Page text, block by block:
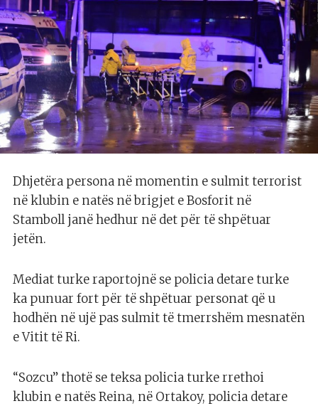
Dhjetëra persona në momentin e sulmit terrorist
në klubin e natës në brigjet e Bosforit në
Stamboll janë hedhur në det për të shpëtuar
jetën.
Mediat turke raportojnë se policia detare turke
ka punuar fort për të shpëtuar personat që u
hodhën në ujë pas sulmit të tmerrshëm mesnatën
e Vitit të Ri.
“Sozcu” thotë se teksa policia turke rrethoi
klubin e natës Reina, në Ortakoy, policia detare